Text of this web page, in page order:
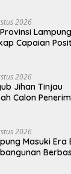
Keselamatan
Jalan
2026
Provinsi Lampung
Capaian
Terus Tumbuh
2026
Jihan Tinjau
Calon
Aspirasi
2026
Masuki Era